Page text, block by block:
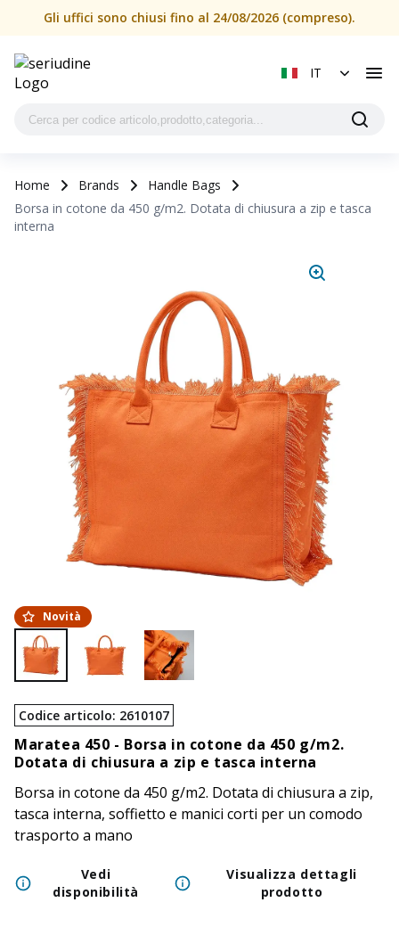
Gli uffici sono chiusi fino al 24/08/2026 (compreso).
IT
Home Brands
Handle Bags
Borsa in cotone da 450 g/m2. Dotata di chiusura a zip e tasca
interna
Novità
Codice articolo: 2610107
Maratea 450 - Borsa in cotone da 450 g/m2.
Dotata di chiusura a zip e tasca interna
Borsa in cotone da 450 g/m2. Dotata di chiusura a zip,
tasca interna, soffietto e manici corti per un comodo
trasporto a mano
Vedi
disponibilità
Visualizza dettagli
prodotto